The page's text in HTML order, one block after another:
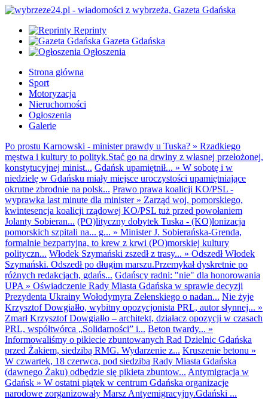
Reprinty
Gazeta Gdańska
Ogłoszenia
Strona główna
Sport
Motoryzacja
Nieruchomości
Ogłoszenia
Galerie
Po prostu Karnowski - minister prawdy u Tuska? » Rzadkiego
męstwa i kultury to polityk.Stać go na drwiny z własnej przełożonej,
konstytucyjnej minist... Gdańsk upamiętnił... » W sobotę i w
niedzielę w Gdańsku miały miejsce uroczystości upamiętniające
okrutne zbrodnie na polsk... Prawo prawa koalicji KO/PSL -
wyprawka last minute dla minister» Zarząd woj. pomorskiego,
kwintesencja koalicji rządowej KO/PSL tuż przed powołaniem
Jolanty Sobieran... (PO)lityczny dobytek Tuska - (KO)lonizacja
pomorskich szpitali na... g... » Minister J. Sobierańska-Grenda,
formalnie bezpartyjna, to krew z krwi (PO)morskiej kultury
polityczn... Włodek Szymański zszedł z trasy... » Odszedł Włodek
Szymański. Odszedł po długim marszu.Przemykał dyskretnie po
różnych redakcjach, gdańs... Gdańscy radni: "nie" dla honorowania
UPA » Oświadczenie Rady Miasta Gdańska w sprawie decyzji
Prezydenta Ukrainy Wołodymyra Zełenskiego o nadan... Nie żyje
Krzysztof Dowgiałło, wybitny opozycjonista PRL, autor słynnej... »
Zmarł Krzysztof Dowgiałło – architekt, działacz opozycji w czasach
PRL, współtwórca „Solidarności” i... Beton twardy... »
Informowaliśmy o pikiecie zbuntowanych Rad Dzielnic Gdańska
przed Żakiem, siedzibą RMG. Wydarzenie z... Kruszenie betonu »
W czwartek, 18 czerwca, pod siedzibą Rady Miasta Gdańska
(dawnego Żaku) odbędzie się pikieta zbuntow... Antymigracja w
Gdańsk » W ostatni piątek w centrum Gdańska organizacje
narodowe zorganizowały Marsz Antyemigracyjny.Gdański ...